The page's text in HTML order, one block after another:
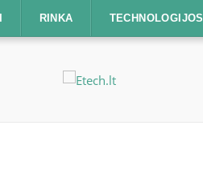
RINKA TECHNOLOGIJOS